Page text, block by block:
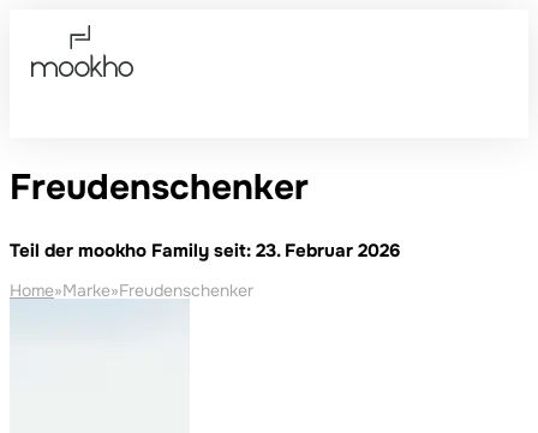
Freudenschenker
Teil der mookho Family seit: 23. Februar 2026
Home»Marke»Freudenschenker